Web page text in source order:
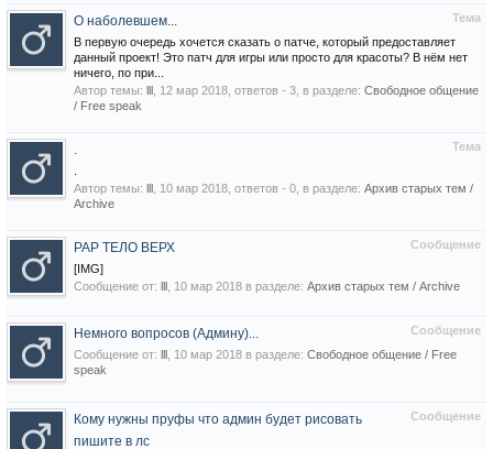
Тема
О наболевшем...
В первую очередь хочется сказать о патче, который предоставляет
данный проект! Это патч для игры или просто для красоты? В нём нет
ничего, по при...
Автор темы: lll 12 мар 2018 , ответов - 3, в разделе: Свободное общение
/ Free speak
Тема
.
Автор темы: lll 10 мар 2018 , ответов - 0, в разделе: Архив старых тем /
Archive
Сообщение
РАР ТЕЛО ВЕРХ
[IMG]
Сообщение от: lll 10 мар 2018 в разделе: Архив старых тем / Archive
Сообщение
Немного вопросов (Админу)...
Сообщение от: lll 10 мар 2018 в разделе: Свободное общение / Free
speak
Сообщение
Кому нужны пруфы что админ будет рисовать
пишите в лс